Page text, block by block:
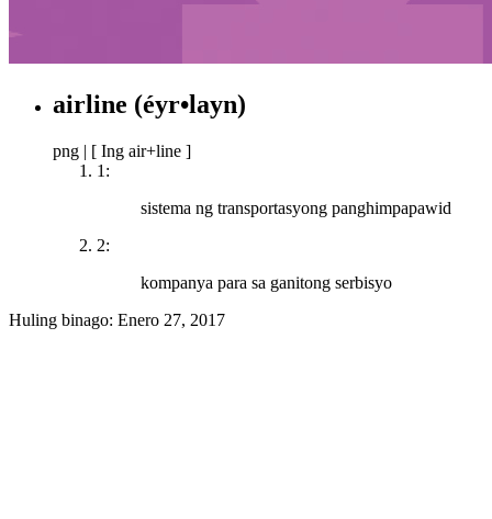
airline (éyr•layn)
png | [ Ing air+line ]
1:
sistema ng transportasyong panghimpapawid
2:
kompanya para sa ganitong serbisyo
Huling binago: Enero 27, 2017